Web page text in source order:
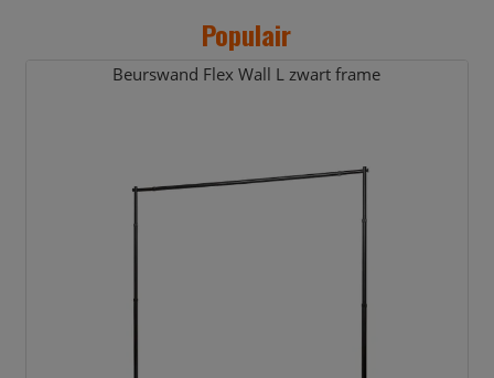
Populair
Beurswand Flex Wall L zwart frame